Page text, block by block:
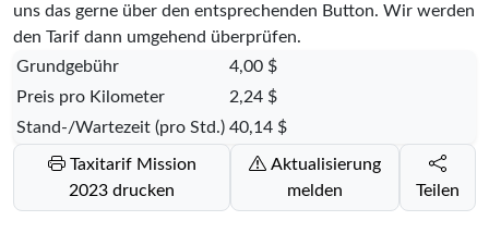
uns das gerne über den entsprechenden Button. Wir werden
den Tarif dann umgehend überprüfen.
Grundgebühr
4,00 $
Preis pro Kilometer
2,24 $
Stand-/Wartezeit (pro Std.) 40,14 $
Taxitarif Mission
2023 drucken
Aktualisierung
melden
Teilen